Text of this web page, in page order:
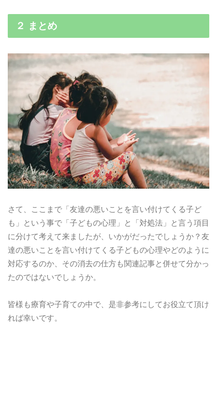
２ まとめ
さて、ここまで「友達の悪いことを言い付けてくる子ど
も」という事で「子どもの心理」と「対処法」と言う項目
に分けて考えて来ましたが、いかがだったでしょうか？友
達の悪いことを言い付けてくる子どもの心理やどのように
対応するのか、その消去の仕方も関連記事と併せて分かっ
たのではないでしょうか。
皆様も療育や子育ての中で、是非参考にしてお役立て頂け
れば幸いです。